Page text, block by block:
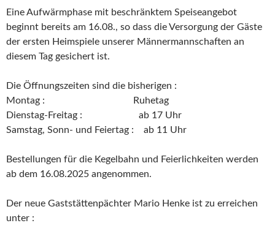
Eine Aufwärmphase mit beschränktem Speiseangebot
beginnt bereits am 16.08., so dass die Versorgung der Gäste
der ersten Heimspiele unserer Männermannschaften an
diesem Tag gesichert ist.
Die Öffnungszeiten sind die bisherigen :
Montag : Ruhetag
Dienstag-Freitag : ab 17 Uhr
Samstag, Sonn- und Feiertag : ab 11 Uhr
Bestellungen für die Kegelbahn und Feierlichkeiten werden
ab dem 16.08.2025 angenommen.
Der neue Gaststättenpächter Mario Henke ist zu erreichen
unter :